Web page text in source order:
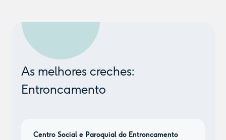
As melhores creches:
Entroncamento
Centro Social e Paroquial do Entroncamento